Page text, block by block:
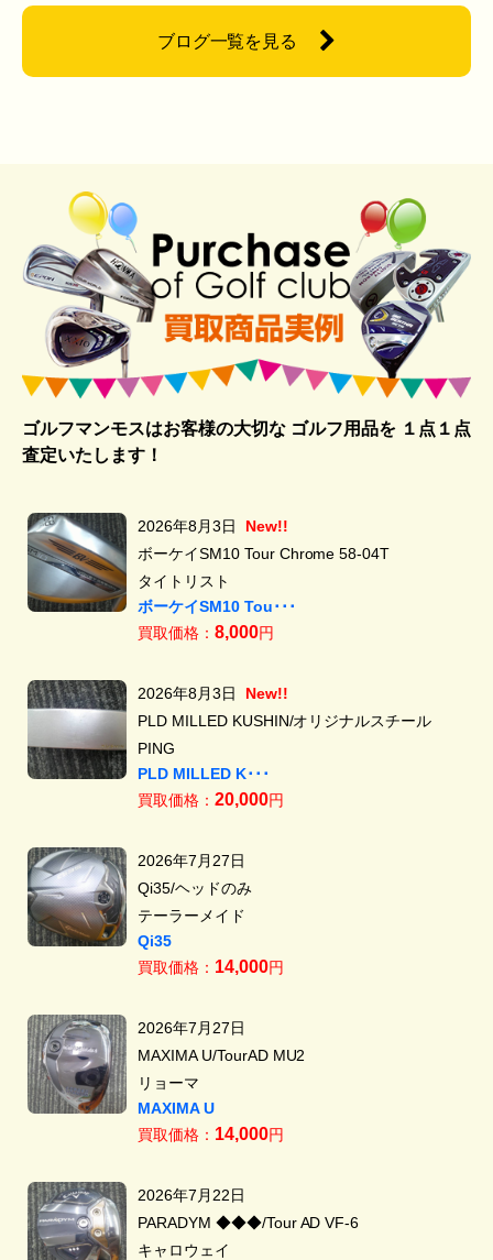
ブログ一覧を見る
ゴルフマンモスはお客様の大切な ゴルフ用品を１点１点
査定いたします！
2026年8月3日
New!!
ボーケイSM10 Tour Chrome 58-04T
タイトリスト
ボーケイSM10 Tou･･･
買取価格： 8,000円
2026年8月3日
New!!
PLD MILLED KUSHIN/オリジナルスチール
PING
PLD MILLED K･･･
買取価格： 20,000円
2026年7月27日
Qi35/ヘッドのみ
テーラーメイド
Qi35
買取価格： 14,000円
2026年7月27日
MAXIMA U/TourAD MU2
リョーマ
MAXIMA U
買取価格： 14,000円
2026年7月22日
PARADYM ◆◆◆/Tour AD VF-6
キャロウェイ